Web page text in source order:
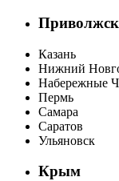
Казань
Нижний
Набережные
Пермь
Самара
Саратов
Ульяновск
Крым